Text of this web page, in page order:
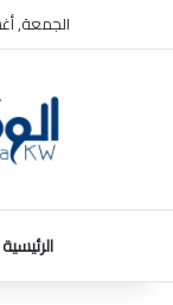
الجمعة,
الرئيسية